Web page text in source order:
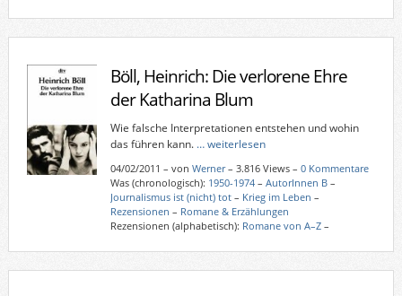
Böll, Heinrich: Die verlorene Ehre
der Katharina Blum
Wie falsche Interpretationen entstehen und wohin
das führen kann. … weiterlesen
04/02/2011 – von Werner– 3.816 Views – 0 Kommentare
Was (chronologisch): 1950-1974– AutorInnen B–
Journalismus ist (nicht) tot– Krieg im Leben –
Rezensionen – Romane & Erzählungen
Rezensionen (alphabetisch): Romane von A–Z–